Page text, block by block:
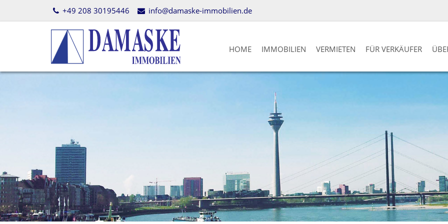
+49 208 30195446 info@damaske-immobilien.de
HOME IMMOBILIEN VERMIETEN FÜR VERKÄUFER